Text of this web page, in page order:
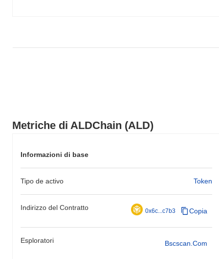
Metriche di ALDChain (ALD)
Informazioni di base
Tipo de activo Token
Indirizzo del Contratto 0x6c...c7b3 Copia
Esploratori Bscscan.com